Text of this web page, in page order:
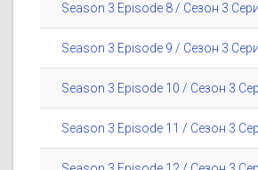
Season 3 Episode 8 / Сезон 3
Season 3 Episode 9 / Сезон 3
Season 3 Episode 10 / Сезон 3
Season 3 Episode 11 / Сезон 3